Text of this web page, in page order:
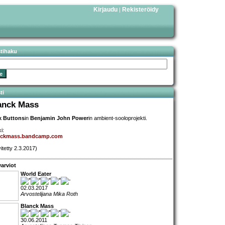
Kirjaudu | Rekisteröidy
Mass
Buttonsin Benjamin John Powerin ambient-sooloprojekti.
2.3.2017)
World Eater
02.03.2017
Arvostelijana Mika Roth
Blanck Mass
30.06.2011